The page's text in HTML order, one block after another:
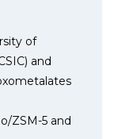
of
and
ZSM-5 and